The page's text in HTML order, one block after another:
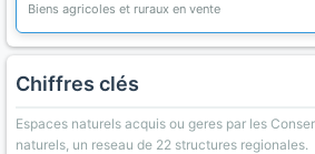
Biens agricoles et ruraux en vente
Chiffres clés
Espaces naturels acquis ou geres par les
naturels, un reseau de 22 structures regionales.